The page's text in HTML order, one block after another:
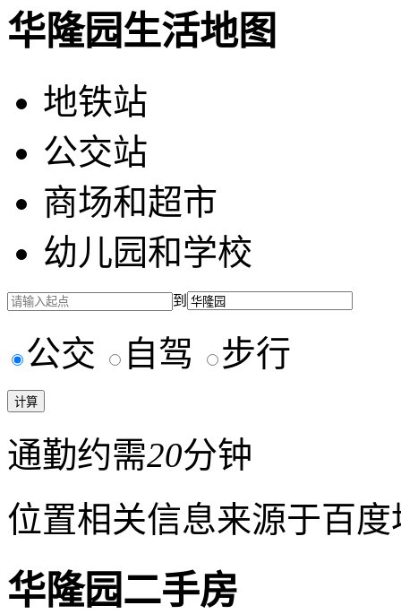
华隆园生活地图
地铁站
公交站
商场和超市
幼儿园和学校
到
公交 自驾 步行
通勤约需20分钟
位置相关信息来源于百
华隆园二手房